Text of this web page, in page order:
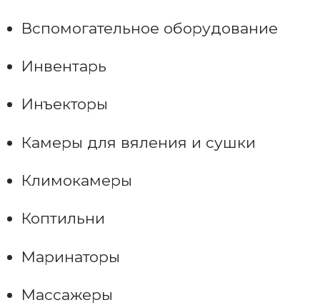
Вспомогательное оборудование
Инвентарь
Инъекторы
Камеры для вяления и сушки
Климокамеры
Коптильни
Маринаторы
Массажеры